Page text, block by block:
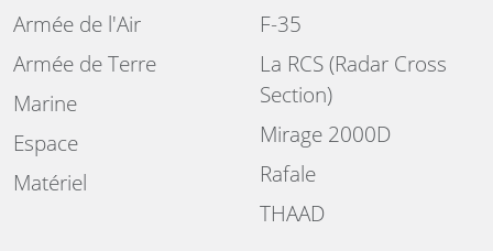
Armée de l'Air
Armée de Terre
Marine
Espace
Matériel
F-35
La RCS (Radar Cross
Section)
Mirage 2000D
Rafale
THAAD